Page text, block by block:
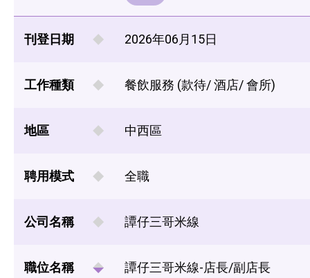
刊登日期 2026年06月15日
工作種類 餐飲服務 (款待/ 酒店/ 會所)
地區 中西區
聘用模式 全職
公司名稱 譚仔三哥米線
職位名稱 譚仔三哥米線-店長/副店長